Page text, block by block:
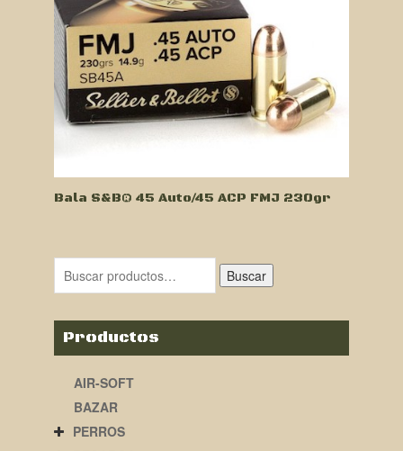
Bala S&B® 45 Auto/45 ACP FMJ 230gr
Buscar
Productos
AIR-SOFT
BAZAR
PERROS